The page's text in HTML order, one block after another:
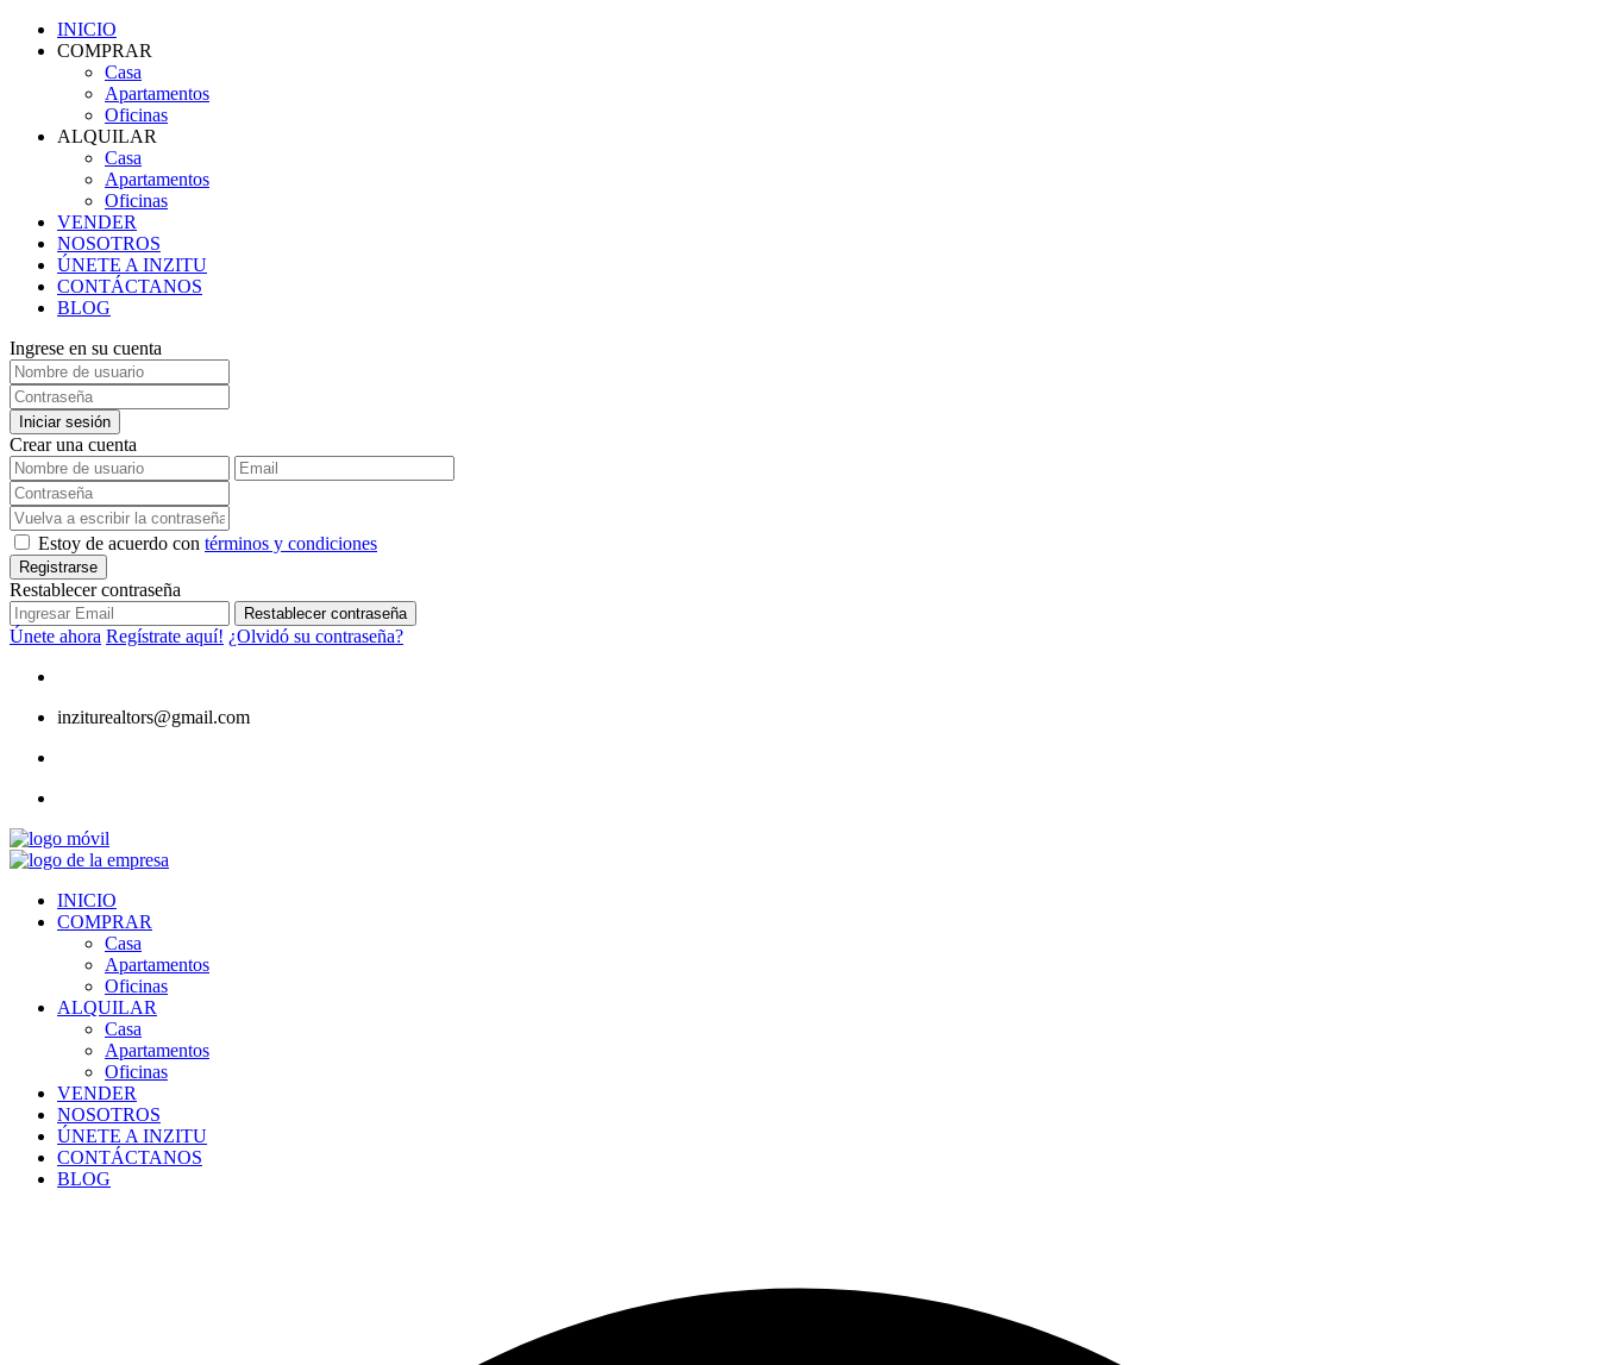
INICIO
COMPRAR
Casa
Apartamentos
Oficinas
ALQUILAR
Casa
Apartamentos
Oficinas
VENDER
NOSOTROS
ÚNETE A INZITU
CONTÁCTANOS
BLOG
Ingrese en su cuenta
Iniciar sesión
Crear una cuenta
Estoy de acuerdo con términos y condiciones
Registrarse
Restablecer contraseña
Restablecer contraseña
Únete ahora Regístrate aquí! ¿Olvidó su contraseña?
inziturealtors@gmail.com
INICIO
COMPRAR
Casa
Apartamentos
Oficinas
ALQUILAR
Casa
Apartamentos
Oficinas
VENDER
NOSOTROS
ÚNETE A INZITU
CONTÁCTANOS
BLOG